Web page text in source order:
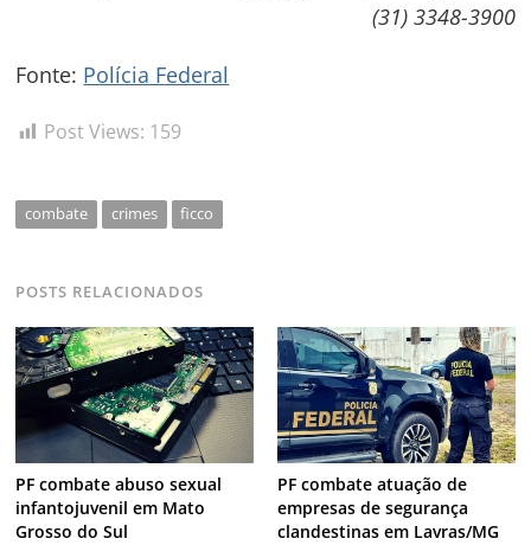
(31) 3348-3900
Fonte: Polícia Federal
Post Views: 159
combate crimes ficco
POSTS RELACIONADOS
PF combate abuso sexual
infantojuvenil em Mato
Grosso do Sul
PF combate atuação de
empresas de segurança
clandestinas em Lavras/MG
Navegação
de
Post